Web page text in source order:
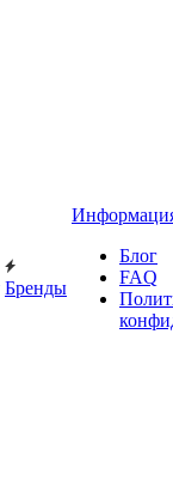
Бренды
Блог
FAQ